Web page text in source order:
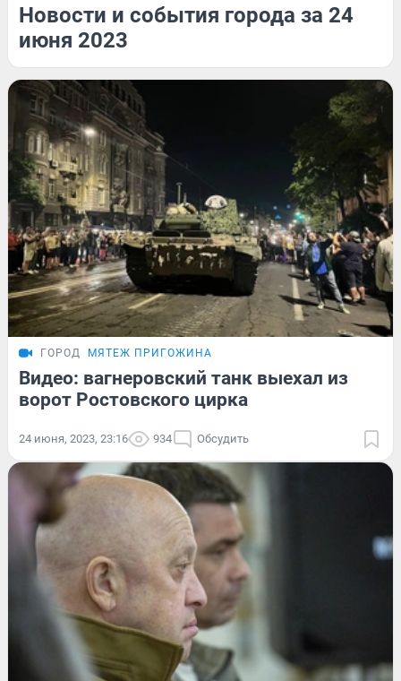
Новости и события города за 24
июня 2023
ГОРОД МЯТЕЖ ПРИГОЖИНА
Видео: вагнеровский танк выехал из
ворот Ростовского цирка
24 июня, 2023, 23:16 934 Обсудить